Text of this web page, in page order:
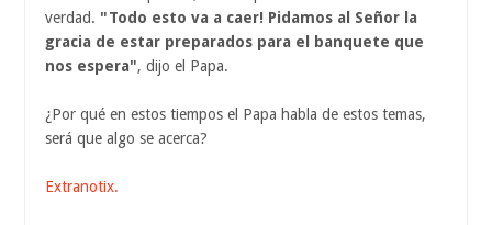
verdad. "Todo esto va a caer! Pidamos al Señor la
gracia de estar preparados para el banquete que
nos espera", dijo el Papa.
¿Por qué en estos tiempos el Papa habla de estos temas,
será que algo se acerca?
Extranotix.